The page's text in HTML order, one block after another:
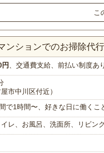
こ
ンションでのお掃除代
、交通費支給、前払い制度あ
市中川区付近）
で1時間〜、好きな日に働く
レ、お風呂、洗面所、リビン